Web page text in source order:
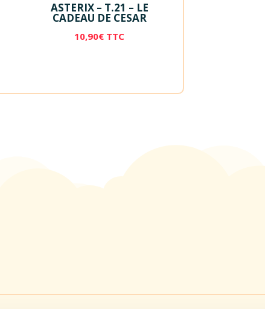
ASTERIX – T.21 – LE
CADEAU DE CESAR
10,90€ TTC